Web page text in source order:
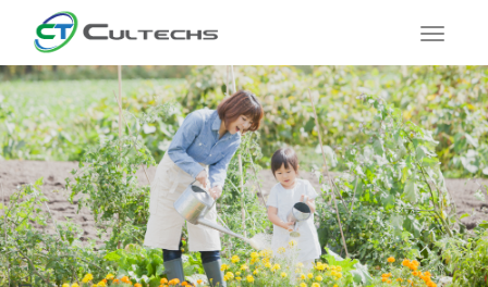
T
g
g
l
e
n
a
v
i
g
a